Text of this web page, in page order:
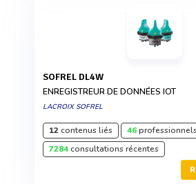
SOFREL DL4W
ENREGISTREUR DE DONNÉES IOT
LACROIX SOFREL
12contenus liés 46
7284consultations récentes